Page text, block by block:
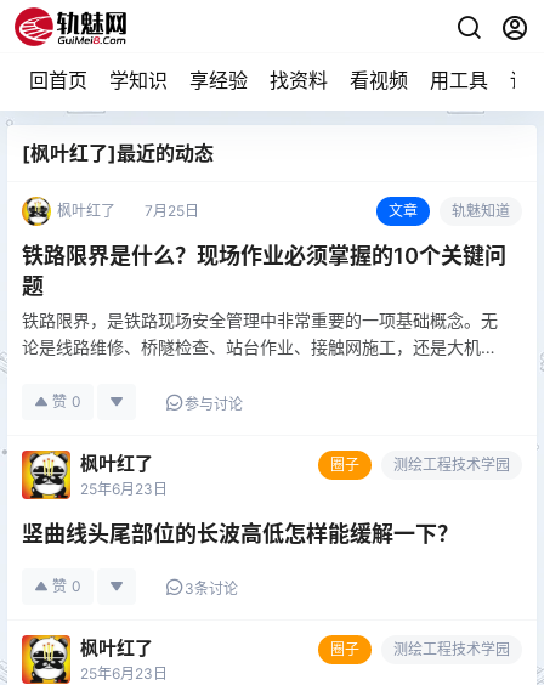
回首页 学知识 享经验 找资料 看视频 用工具 论
[枫叶红了]最近的动态
枫叶红了 7月25日 文章 轨魅知道
铁路限界是什么？现场作业必须掌握的10个关键问
题
铁路限界，是铁路现场安全管理中非常重要的一项基础概念。无
论是线路维修、桥隧检查、站台作业、接触网施工，还是大机清
管控不到位，轻则影响设备状态和运输组织，重则可能导致机车
赞 0 参与讨论
枫叶红了 圈子
测绘工程技术学园
25年6月23日
竖曲线头尾部位的长波高低怎样能缓解一下？
赞 0 3条讨论
枫叶红了 圈子
测绘工程技术学园
25年6月23日